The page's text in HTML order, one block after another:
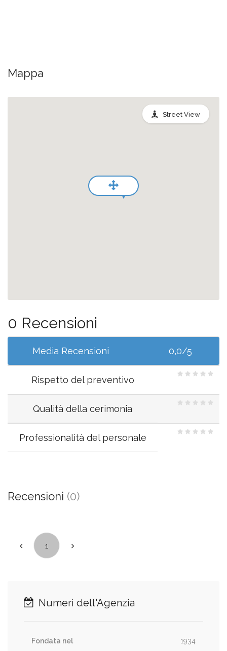
Mappa
Street View
0 Recensioni
Media Recensioni 0,0/5
Rispetto del preventivo
Qualità della cerimonia
Professionalità del personale
Recensioni (0)
1
Numeri dell'Agenzia
Fondata nel
1934